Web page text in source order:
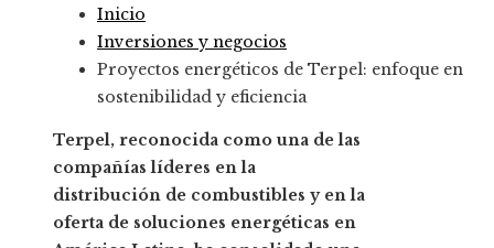
Inicio
Inversiones y negocios
Proyectos energéticos de Terpel: enfoque en
sostenibilidad y eficiencia
Terpel, reconocida como una de las
compañías líderes en la
distribución de combustibles y en la
oferta de soluciones energéticas en